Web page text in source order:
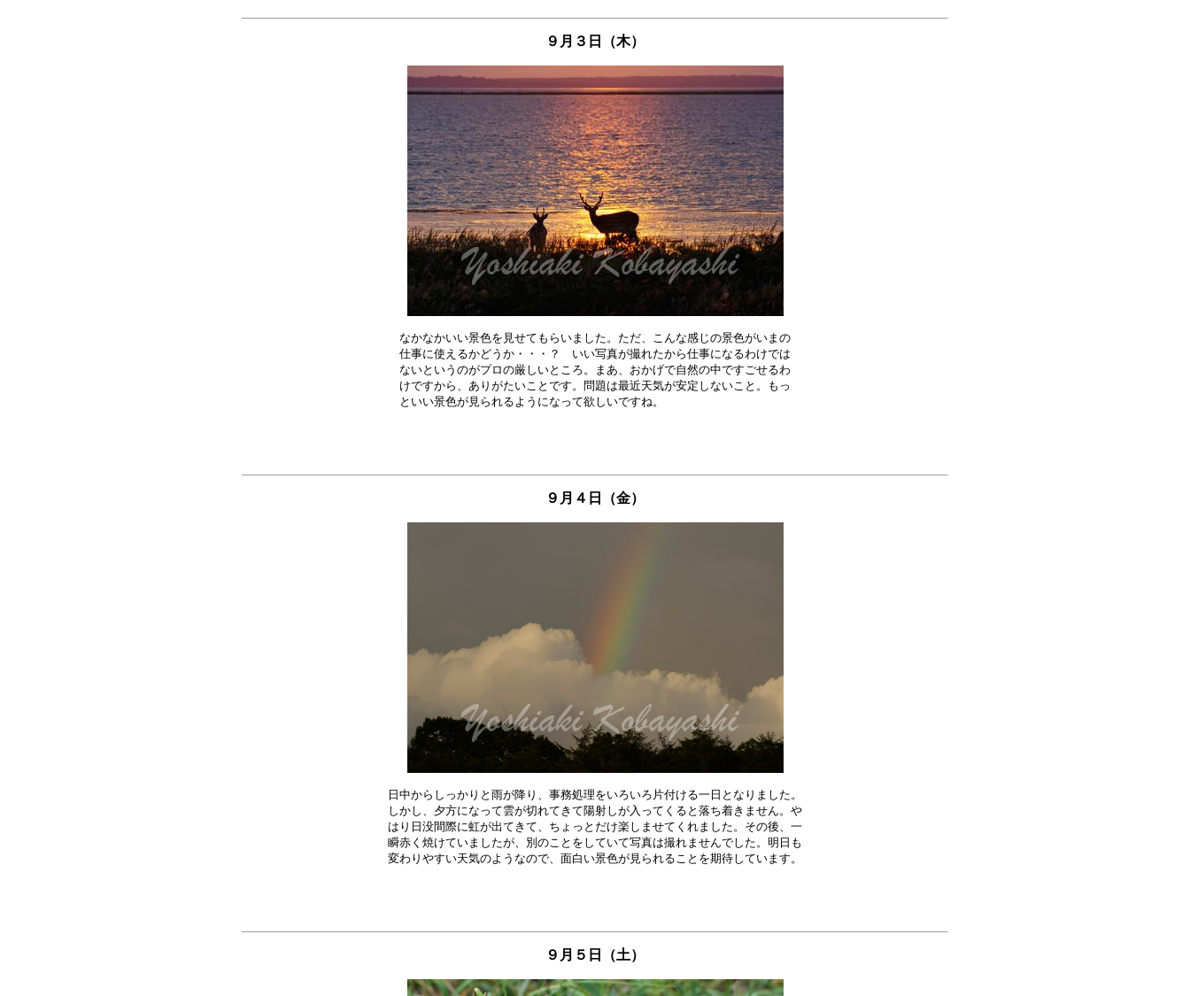
９月３日（木）
なかなかいい景色を見せてもらいました。ただ、こんな感じの景色がいまの
仕事に使えるかどうか・・・？　いい写真が撮れたから仕事になるわけでは
ないというのがプロの厳しいところ。まあ、おかげで自然の中ですごせるわ
けですから、ありがたいことです。問題は最近天気が安定しないこと。もっ
９月４日（金）
日中からしっかりと雨が降り、事務処理をいろいろ片付ける一日となりました。
しかし、夕方になって雲が切れてきて陽射しが入ってくると落ち着きません。や
はり日没間際に虹が出てきて、ちょっとだけ楽しませてくれました。その後、一
瞬赤く焼けていましたが、別のことをしていて写真は撮れませんでした。明日も
９月５日（土）